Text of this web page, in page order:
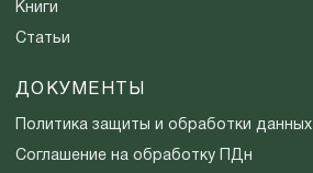
Книги
Статьи
ДОКУМЕНТЫ
Политика защиты и обработки данных
Соглашение на обработку ПДн